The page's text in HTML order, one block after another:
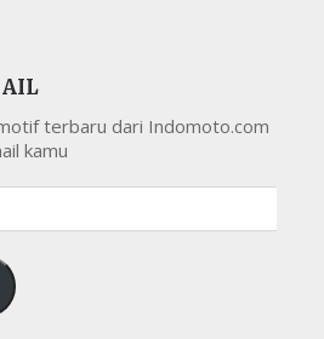
terbaru dari Indomoto.com
kamu